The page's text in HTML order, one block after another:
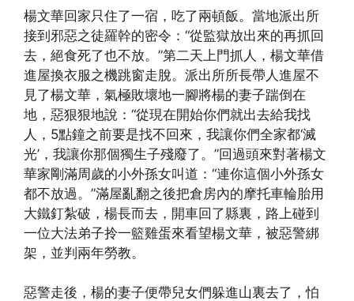
楊文華回家只住了一宿，吃了兩頓飯。當地派出所
接到邪惡之徒羅幹的密令：“從監獄放出來的再抓回
去，絕食死了也不放。”第二天上門抓人，楊文華借
進屋換衣服之機跳窗走脫。派出所所長帶人進屋不
見了楊文華，氣極敗壞地一腳將楊的妻子踹倒在
地，惡狠狠地說：“從現在開始你們就出去給我找
人，5點鐘之前要是找不回來，我讓你們全家都‘滅
光’，我讓你那個獨生子殘廢了。”回過頭來對著楊文
華家剛滿周歲的小外孫女叫道：“連你這個小外孫女
都不放過。”滿屋亂翻之後把倉房內的摩托車輪胎用
大鐵釘紮破，楊長而去，開車回了縣裏，路上碰到
一位大法弟子拎一籃雞蛋來看望楊文華，被惡警綁
架，並判兩年勞教。
惡警走後，楊的妻子便帶兒女們躲進山裏去了，怕